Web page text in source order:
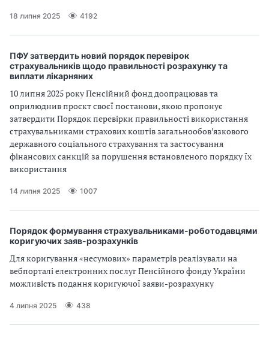
18 липня 2025 4192
ПФУ затвердить новий порядок перевірок
страхувальників щодо правильності розрахунку та
виплати лікарняних
10 липня 2025 року Пенсійний фонд доопрацював та
оприлюднив проєкт своєї постанови, якою пропонує
затвердити Порядок перевірки правильності використання
страхувальниками страхових коштів загальнообов’язкового
державного соціального страхування та застосування
фінансових санкцій за порушення встановленого порядку їх
використання
14 липня 2025 1007
Порядок формування страхувальниками-роботодавцями
коригуючих заяв-розрахунків
Для коригування «несумових» параметрів реалізували на
вебпорталі електронних послуг Пенсійного фонду України
можливість подання коригуючої заяви-розрахунку
4 липня 2025 438